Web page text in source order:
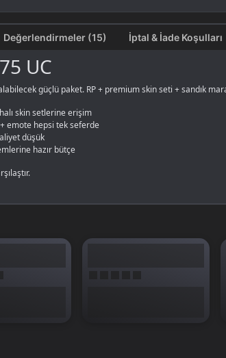
Değerlendirmeler (15) İptal & İade Koşulları
UC
güçlü paket. RP + premium skin seti + sandık
skin setlerine erişim
emote hepsi tek seferde
düşük
hazır bütçe